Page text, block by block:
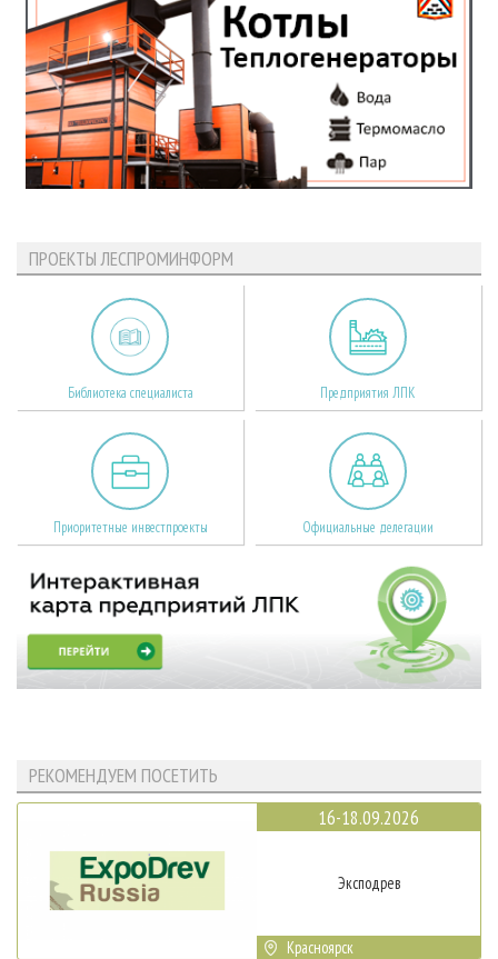
ПРОЕКТЫ ЛЕСПРОМИНФОРМ
Библиотека специалиста Предприятия ЛПК
Приоритетные инвестпроекты Официальные делегации
РЕКОМЕНДУЕМ ПОСЕТИТЬ
16-18.09.2026
Эксподрев
Красноярск